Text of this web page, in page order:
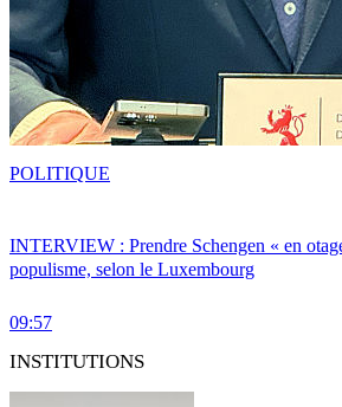
INTERVIEW : Prendre Schengen « en
populisme, selon le Luxembourg
09:57
POLITIQUE
INSTITUTIONS